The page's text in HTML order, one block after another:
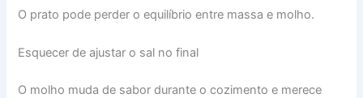
O prato pode perder o equilíbrio entre massa e molho.
Esquecer de ajustar o sal no final
O molho muda de sabor durante o cozimento e merece